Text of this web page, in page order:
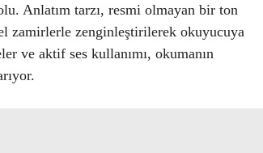
Anlatım tarzı, resmi olmayan bir ton
zamirlerle zenginleştirilerek okuyucuya
ve aktif ses kullanımı, okumanın